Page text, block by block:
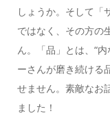
しょうか。そして「
ではなく、その方の
ん。
「品」とは、“
ーさんが磨き続ける
せません。 素敵なお
ました！